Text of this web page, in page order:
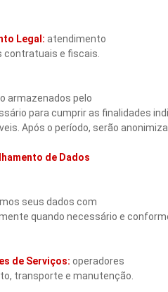
Legal: atendimento
contratuais e fiscais.
armazenados pelo
para cumprir as finalidades
Após o período, serão
de Dados
seus dados com
quando necessário e
de Serviços: operadores
transporte e manutenção.